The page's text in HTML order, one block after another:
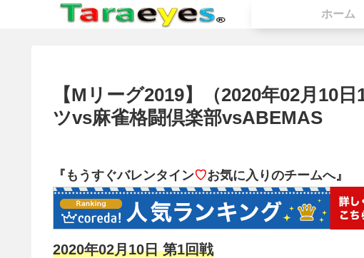
ホーム
【Mリーグ2019】（2020年02月10
ツvs麻雀格闘倶楽部vsABEMAS
『もうすぐバレンタイン♡お気に入りのチームへ』
2020年02月10日 第1回戦